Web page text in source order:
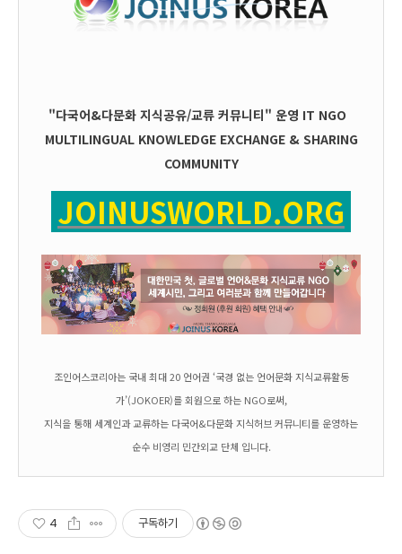
"다국어&다문화 지식공유/교류 커뮤니티" 운영 IT NGO
MULTILINGUAL KNOWLEDGE EXCHANGE & SHARING
COMMUNITY
JOINUSWORLD.ORG
조인어스코리아는 국내 최대 20 언어권 ‘국경 없는 언어문화 지식교류활동
가’(JOKOER)를 회원으로 하는 NGO로써,
지식을 통해 세계인과 교류하는 다국어&다문화 지식허브 커뮤니티를 운영하는
순수 비영리 민간외교 단체 입니다.
4 구독하기